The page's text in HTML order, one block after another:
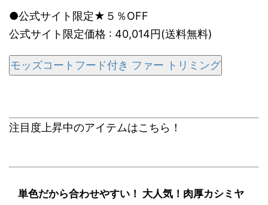
●公式サイト限定★５％OFF
公式サイト限定価格 : 40,014円(送料無料)
モッズコートフード付き ファー トリミング
注目度上昇中のアイテムはこちら！
単色だから合わせやすい！ 大人気！肉厚カシミヤ